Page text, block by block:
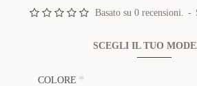
Basato su 0 recensioni. -
SCEGLI IL TUO
COLORE